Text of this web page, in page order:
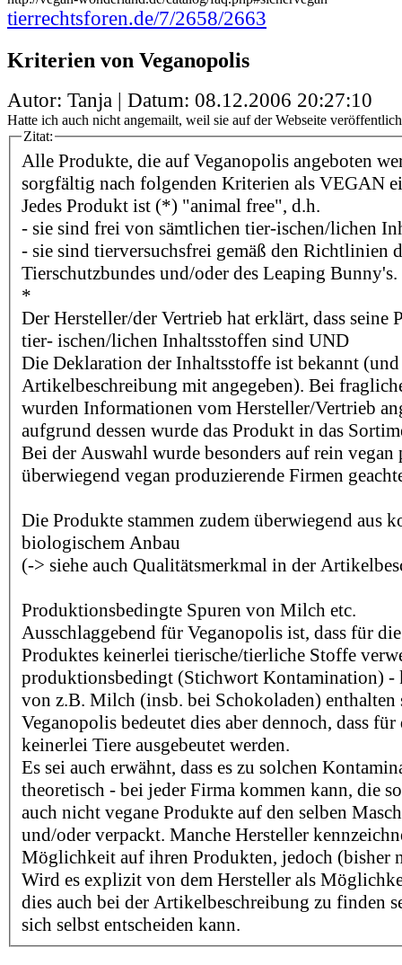
tierrechtsforen.de/7/2658/2663
Kriterien von Veganopolis
Autor: Tanja | Datum: 08.12.2006 20:27:10
Hatte ich auch nicht angemailt, weil sie auf der Webseite
Zitat:
Alle Produkte, die auf Veganopolis angeboten
sorgfältig nach folgenden Kriterien als VEGAN
Jedes Produkt ist (*) "animal free", d.h.
- sie sind frei von sämtlichen tier-ischen/lichen
- sie sind tierversuchsfrei gemäß den Richtlinien
Tierschutzbundes und/oder des Leaping Bunny's.
*
Der Hersteller/der Vertrieb hat erklärt, dass seine
tier- ischen/lichen Inhaltsstoffen sind UND
Die Deklaration der Inhaltsstoffe ist bekannt
Artikelbeschreibung mit angegeben). Bei
wurden Informationen vom Hersteller/Vertrieb
aufgrund dessen wurde das Produkt in das
Bei der Auswahl wurde besonders auf rein vegan
überwiegend vegan produzierende Firmen
Die Produkte stammen zudem überwiegend aus
biologischem Anbau
(-> siehe auch Qualitätsmerkmal in der
Produktionsbedingte Spuren von Milch etc.
Ausschlaggebend für Veganopolis ist, dass für
Produktes keinerlei tierische/tierliche Stoffe
produktionsbedingt (Stichwort Kontamination) -
von z.B. Milch (insb. bei Schokoladen) enthalten
Veganopolis bedeutet dies aber dennoch, dass
keinerlei Tiere ausgebeutet werden.
Es sei auch erwähnt, dass es zu solchen
theoretisch - bei jeder Firma kommen kann, die
auch nicht vegane Produkte auf den selben
und/oder verpackt. Manche Hersteller
Möglichkeit auf ihren Produkten, jedoch (bisher
Wird es explizit von dem Hersteller als
dies auch bei der Artikelbeschreibung zu finden
sich selbst entscheiden kann.